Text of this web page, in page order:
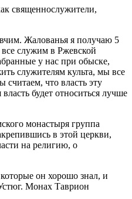
священнослужители,
Жалованья я получаю 5
служим в Ржевской
у нас при обыске,
служителям культа, мы все
что власть эту
будет относиться лучше
монастыря группа
в этой церкви,
на религию, о
он хорошо знал, и
Монах Таврион